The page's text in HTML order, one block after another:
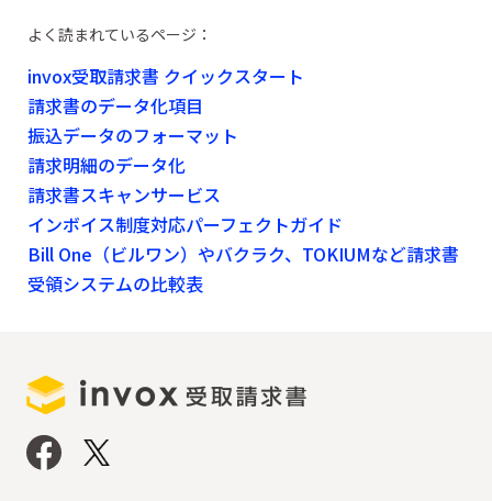
よく読まれているページ：
invox受取請求書 クイックスタート
請求書のデータ化項目
振込データのフォーマット
請求明細のデータ化
請求書スキャンサービス
インボイス制度対応パーフェクトガイド
Bill One（ビルワン）やバクラク、TOKIUMなど請求書
受領システムの比較表